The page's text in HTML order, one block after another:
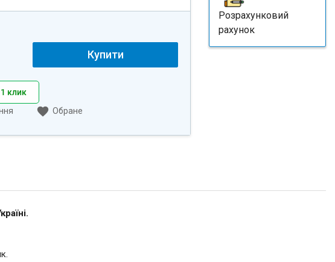
Купити
клик
Обране
Розрахунковий
рахунок